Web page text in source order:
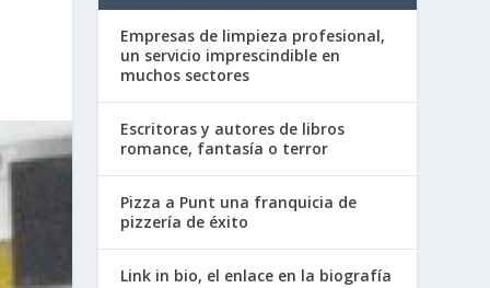
Empresas de limpieza profesional,
un servicio imprescindible en
muchos sectores
Escritoras y autores de libros
romance, fantasía o terror
Pizza a Punt una franquicia de
pizzería de éxito
Link in bio, el enlace en la biografía